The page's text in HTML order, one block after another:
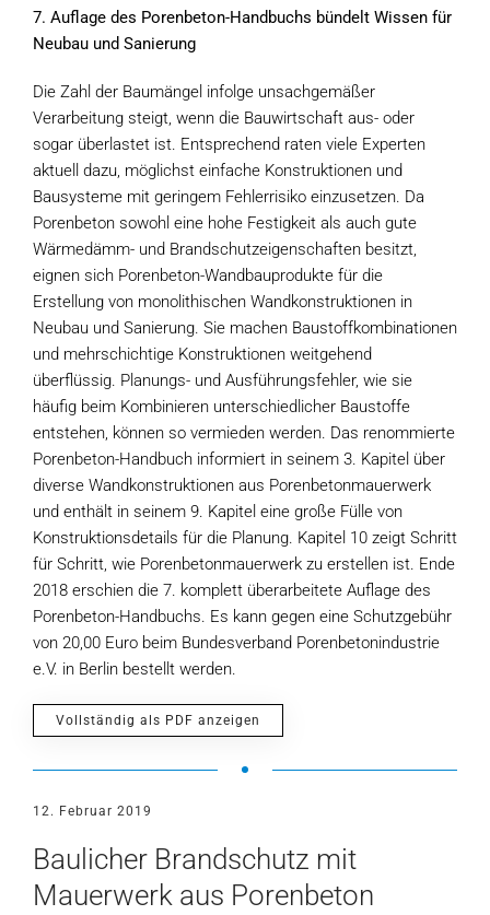
7. Auflage des Porenbeton-Handbuchs bündelt Wissen für
Neubau und Sanierung
Die Zahl der Baumängel infolge unsachgemäßer
Verarbeitung steigt, wenn die Bauwirtschaft aus- oder
sogar überlastet ist. Entsprechend raten viele Experten
aktuell dazu, möglichst einfache Konstruktionen und
Bausysteme mit geringem Fehlerrisiko einzusetzen. Da
Porenbeton sowohl eine hohe Festigkeit als auch gute
Wärmedämm- und Brandschutzeigenschaften besitzt,
eignen sich Porenbeton-Wandbauprodukte für die
Erstellung von monolithischen Wandkonstruktionen in
Neubau und Sanierung. Sie machen Baustoffkombinationen
und mehrschichtige Konstruktionen weitgehend
überflüssig. Planungs- und Ausführungsfehler, wie sie
häufig beim Kombinieren unterschiedlicher Baustoffe
entstehen, können so vermieden werden. Das renommierte
Porenbeton-Handbuch informiert in seinem 3. Kapitel über
diverse Wandkonstruktionen aus Porenbetonmauerwerk
und enthält in seinem 9. Kapitel eine große Fülle von
Konstruktionsdetails für die Planung. Kapitel 10 zeigt Schritt
für Schritt, wie Porenbetonmauerwerk zu erstellen ist. Ende
2018 erschien die 7. komplett überarbeitete Auflage des
Porenbeton-Handbuchs. Es kann gegen eine Schutzgebühr
von 20,00 Euro beim Bundesverband Porenbetonindustrie
e.V. in Berlin bestellt werden.
Vollständig als PDF anzeigen
12. Februar 2019
Baulicher Brandschutz mit
Mauerwerk aus Porenbeton